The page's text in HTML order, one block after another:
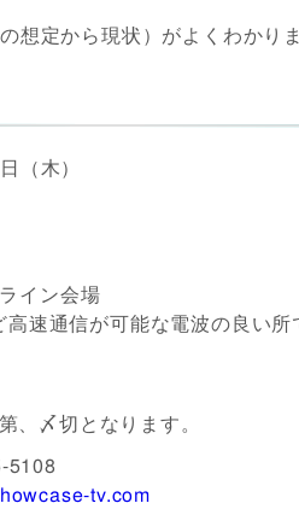
想定から現状）がよくわかり
（木）
イン会場
速通信が可能な電波の良い所
、〆切となります。
5108
tv.com